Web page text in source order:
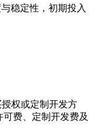
稳定性，初期投入
权或定制开发方
费、定制开发费及